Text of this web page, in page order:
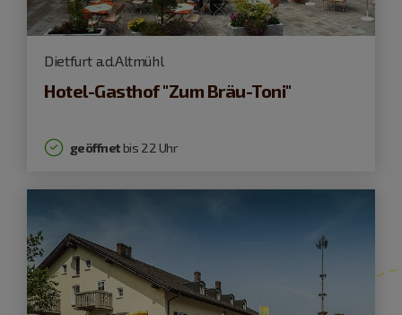
Dietfurt a.d.Altmühl
Hotel-Gasthof "Zum Bräu-Toni"
geöffnetbis 22 Uhr